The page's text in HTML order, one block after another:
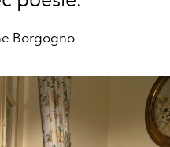
Borgogno